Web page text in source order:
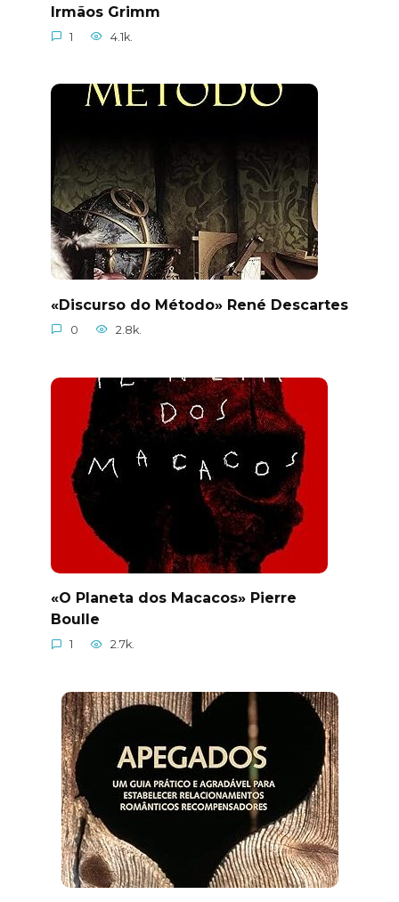
Irmãos Grimm
1 4.1k.
«Discurso do Método» René Descartes
0 2.8k.
«O Planeta dos Macacos» Pierre
Boulle
1 2.7k.